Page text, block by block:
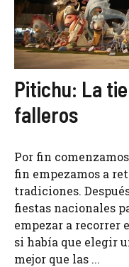
Pitichu: La
falleros
Por fin
fin empezamos a
tradiciones.
fiestas nacionales
empezar a recorrer
si había que elegir
mejor que las ...